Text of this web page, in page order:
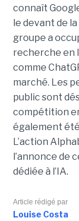
connaît
le devant de
groupe a
recherche en
comme
marché. Les
public sont
compétition
également
L’action
l’annonce de
dédiée à l’IA.
Article rédigé par
Louise Costa